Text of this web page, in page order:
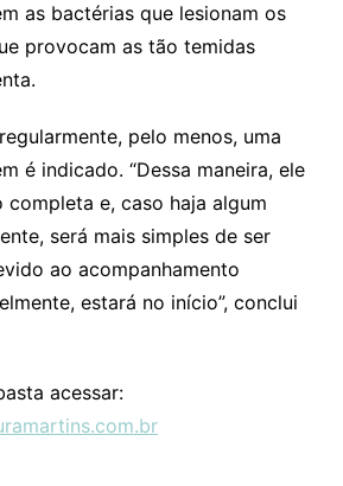
as bactérias que lesionam os
provocam as tão temidas
pelo menos, uma
é indicado. “Dessa maneira, ele
completa e, caso haja algum
será mais simples de ser
ao acompanhamento
estará no início”, conclui
acessar: